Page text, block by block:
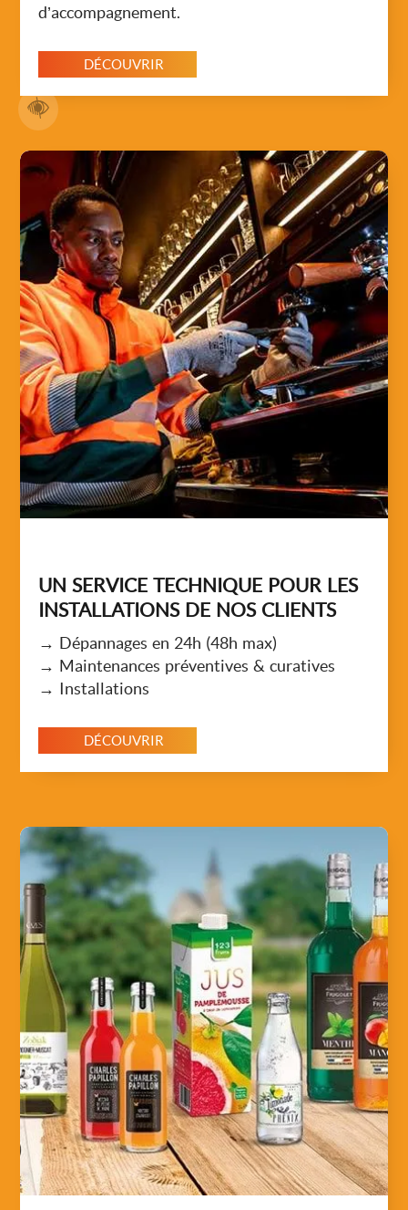
d’accompagnement.
DÉCOUVRIR
UN SERVICE TECHNIQUE POUR LES
INSTALLATIONS DE NOS CLIENTS
→ Dépannages en 24h (48h max)
→ Maintenances préventives & curatives
→ Installations
DÉCOUVRIR